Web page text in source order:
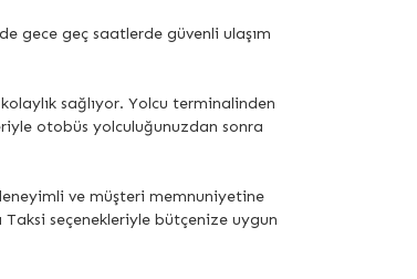
gece geç saatlerde güvenli ulaşım
sağlıyor. Yolcu terminalinden
otobüs yolculuğunuzdan sonra
ve müşteri memnuniyetine
seçenekleriyle bütçenize uygun